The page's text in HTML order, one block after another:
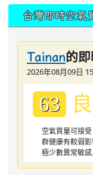
台灣即時空氣
Tainan的
2026年08月09日
63 良
空氣質量可接
群健康有較弱
極少數異常敏